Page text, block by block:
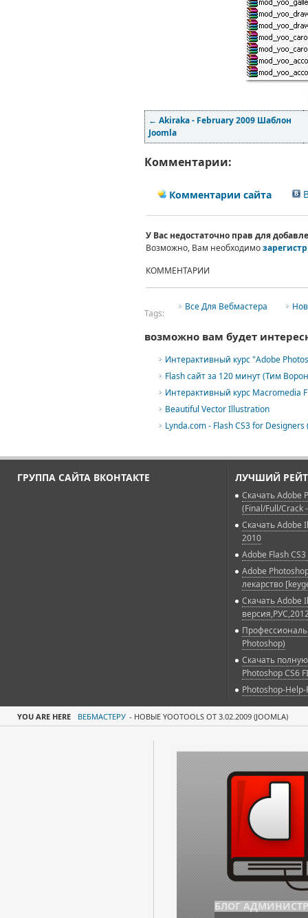
← Akiraka - February 2009 Шаблон
Joomla
Комментарии:
Комментарии сайта
У Вас недостаточно прав для
Возможно, Вам необходимо
КОММЕНТАРИИ
Tags:
Все Для Вебмастера
возможно вам будет
Интерактивный курс "Adobe
Flash сайт за 120 минут (Тим
Интерактивный курс Macromedia
Beautiful Vector Illustration
Lynda.com - Flash CS3 for Designers
ГРУППА САЙТА ВКОНТАКТЕ ЛУЧШИЙ
Скачать Adobe
(Final/Full/Crack
Скачать Adobe
2010
Adobe Flash
Adobe
лекарство
Скачать Adobe
Photoshop)
Скачать
Photoshop CS6
Photoshop-Help-
YOU ARE HERE ВЕБМАСТЕРУ - НОВЫЕ YOOTOOLS ОТ 3.02.2009 (JOOMLA)
БЛОГ